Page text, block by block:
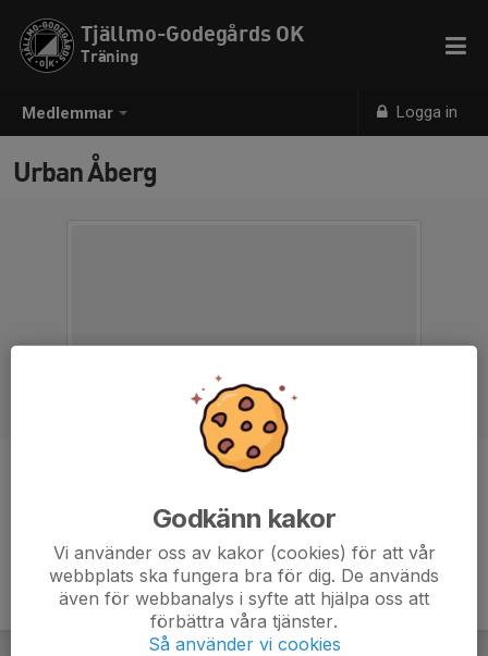
Medlemmar Logga in
Tjällmo-Godegårds OK
Träning
Urban Åberg
Godkänn kakor
Vi använder oss av kakor (cookies) för att vår
webbplats ska fungera bra för dig. De används
även för webbanalys i syfte att hjälpa oss att
förbättra våra tjänster.
Så använder vi cookies